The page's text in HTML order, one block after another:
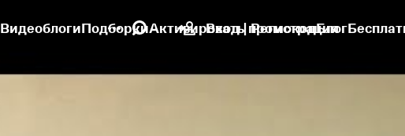
ВидеоблогиПодборкиАктивировать промокодБлог
Вход | Регистрация